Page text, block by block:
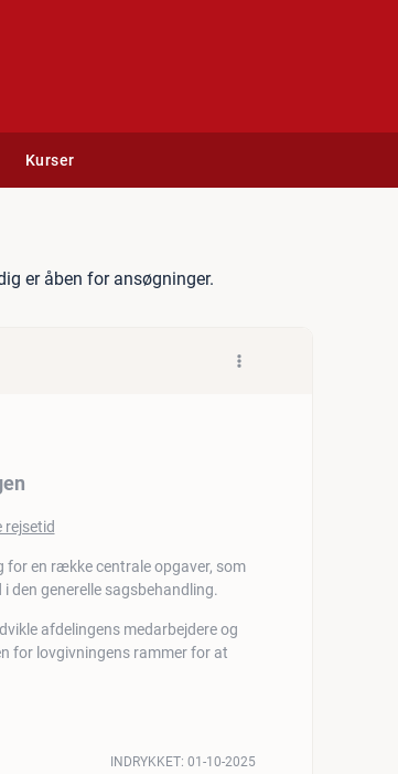
Kurser
Familierådgivningen
er åben for ansøgninger.
rejsetid
en række centrale opgaver, som
den generelle sagsbehandling.
afdelingens medarbejdere og
for lovgivningens rammer for at
INDRYKKET: 01-10-2025